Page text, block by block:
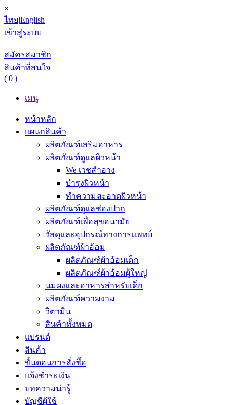
×
ไทย|English
เข้าสู่ระบบ
|
สมัครสมาชิก
สินค้าที่สนใจ
( 0 )
เมนู
หน้าหลัก
แผนกสินค้า
ผลิตภัณฑ์เสริมอาหาร
ผลิตภัณฑ์ดูแลผิวหน้า
We เวชสำอาง
บำรุงผิวหน้า
ทำความสะอาดผิวหน้า
ผลิตภัณฑ์ดูแลช่องปาก
ผลิตภัณฑ์เพื่อสุขอนามัย
วัสดุและอุปกรณ์ทางการแพทย์
ผลิตภัณฑ์ผ้าอ้อม
ผลิตภัณฑ์ผ้าอ้อมเด็ก
ผลิตภัณฑ์ผ้าอ้อมผู้ใหญ่
นมผงและอาหารสำหรับเด็ก
ผลิตภัณฑ์ความงาม
วิตามิน
สินค้าทั้งหมด
แบรนด์
สินค้า
ขั้นตอนการสั่งซื้อ
แจ้งชำระเงิน
บทความน่ารู้
บัญชีผู้ใช้